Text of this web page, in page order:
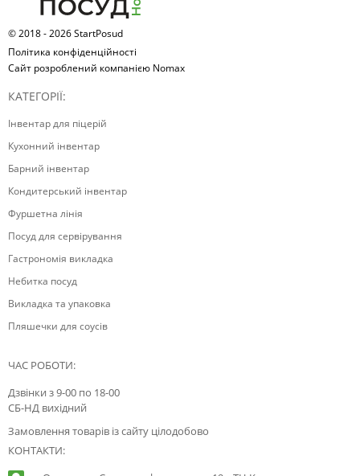
© 2018 - 2026 StartPosud
Політика конфіденційності
Сайт розроблений компанією Nomax
КАТЕГОРІЇ:
Інвентар для піцерій
Кухонний інвентар
Барний інвентар
Кондитерський інвентар
Фуршетна лінія
Посуд для сервірування
Гастрономія викладка
Небитка посуд
Викладка та упаковка
Пляшечки для соусів
ЧАС РОБОТИ:
Дзвінки з 9-00 по 18-00
СБ-НД вихідний
Замовлення товарів із сайту цілодобово
КОНТАКТИ: